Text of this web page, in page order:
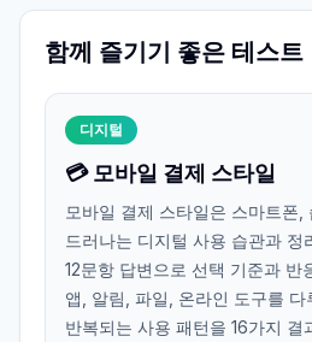
함께 즐기기 좋은 테스트
디지털
💳 모바일 결제 스타일
모바일 결제 스타일은 스마트폰,
드러나는 디지털 사용 습관과 정
12문항 답변으로 선택 기준과 반
앱, 알림, 파일, 온라인 도구를 다
반복되는 사용 패턴을 16가지 결